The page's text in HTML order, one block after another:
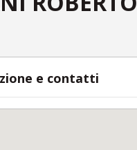
e contatti